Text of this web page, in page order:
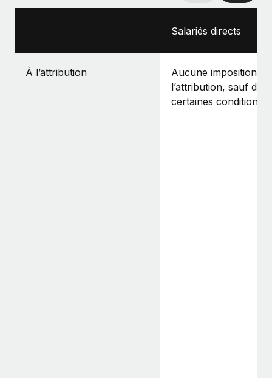
Salariés directs
À l’attribution
Aucune imposition à
l’attribution, sauf
certaines conditions